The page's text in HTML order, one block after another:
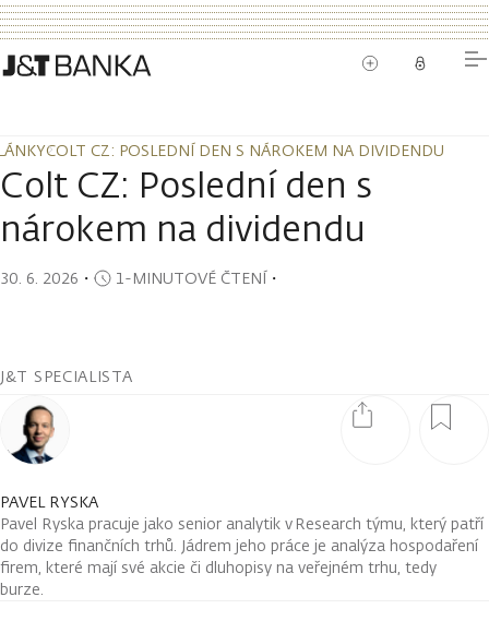
COLT CZ: POSLEDNÍ DEN S NÁROKEM NA DIVIDENDU
COLT CZ: POSLEDNÍ DEN S NÁROKEM NA DIVIDENDU
Colt CZ: Poslední den s
nárokem na dividendu
30. 6. 2026 ・ 1-MINUTOVÉ ČTENÍ・
J&T SPECIALISTA
PAVEL RYSKA
Pavel Ryska pracuje jako senior analytik v Research týmu, který patří
do divize finančních trhů. Jádrem jeho práce je analýza hospodaření
firem, které mají své akcie či dluhopisy na veřejném trhu, tedy
burze.